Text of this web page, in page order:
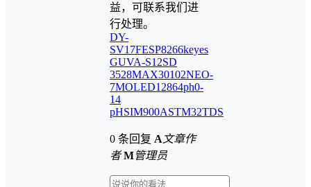
益，可联系我们进
行处理。
DY-
SV17FESP8266keyes
GUVA-S12SD
3528MAX30102NEO-
7MOLED12864ph0-
14
pHSIM900ASTM32TDS
0 条回复 A 文章作
者 M管理员